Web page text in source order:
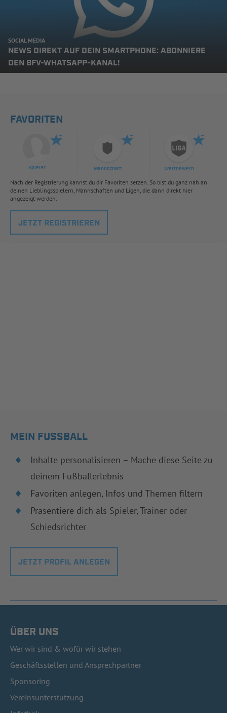
SOCIAL MEDIA
NEWS DIREKT AUF DEIN SMARTPHONE: ABONNIERE
DEN BFV-WHATSAPP-KANAL!
FAVORITEN
Spieler Mannschaft Wettbewerb
Nach der Registrierung kannst du dir Favoriten setzen. So bist du ganz nah an
deinen Lieblingsspielern, Mannschaften und Ligen, die dann direkt hier
angezeigt werden.
JETZT REGISTRIEREN
MEIN FUSSBALL
Inhalte personalisieren – Mache diese Seite zu
deinem Fußballerlebnis
Favoriten anlegen, Infos und Themen filtern
Präsentiere dich als Spieler, Trainer oder
Schiedsrichter
JETZT PROFIL ANLEGEN
ÜBER UNS
Wer wir sind & wofür wir stehen
Geschäftsstellen und Ansprechpartner
Sponsoring
Vereinsunterstützung